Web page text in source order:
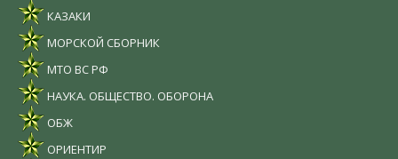
КАЗАКИ
МОРСКОЙ СБОРНИК
МТО ВС РФ
НАУКА. ОБЩЕСТВО. ОБОРОНА
ОБЖ
ОРИЕНТИР